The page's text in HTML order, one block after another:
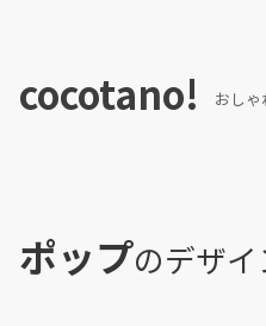
cocotano! おしゃ
ポップのデザ